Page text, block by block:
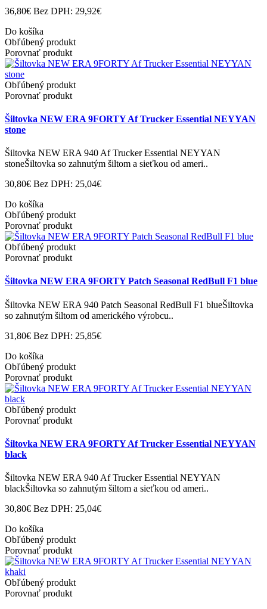
36,80€ Bez DPH: 29,92€
Do košíka
Obľúbený produkt
Porovnať produkt
Obľúbený produkt
Porovnať produkt
Šiltovka NEW ERA 9FORTY Af Trucker Essential NEYYAN
stone
Šiltovka NEW ERA 940 Af Trucker Essential NEYYAN
stoneŠiltovka so zahnutým šiltom a sieťkou od ameri..
30,80€ Bez DPH: 25,04€
Do košíka
Obľúbený produkt
Porovnať produkt
Obľúbený produkt
Porovnať produkt
Šiltovka NEW ERA 9FORTY Patch Seasonal RedBull F1 blue
Šiltovka NEW ERA 940 Patch Seasonal RedBull F1 blueŠiltovka
so zahnutým šiltom od amerického výrobcu..
31,80€ Bez DPH: 25,85€
Do košíka
Obľúbený produkt
Porovnať produkt
Obľúbený produkt
Porovnať produkt
Šiltovka NEW ERA 9FORTY Af Trucker Essential NEYYAN
black
Šiltovka NEW ERA 940 Af Trucker Essential NEYYAN
blackŠiltovka so zahnutým šiltom a sieťkou od ameri..
30,80€ Bez DPH: 25,04€
Do košíka
Obľúbený produkt
Porovnať produkt
Obľúbený produkt
Porovnať produkt